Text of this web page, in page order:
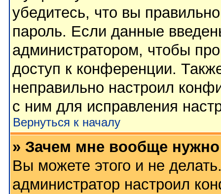
убедитесь, что вы
пароль. Если данные
администратором, чтобы
доступ к конференции.
неправильно настроил
с ним для исправления
Вернуться к началу
» Зачем мне вообще нужно
Вы можете этого и не
администратор настроил